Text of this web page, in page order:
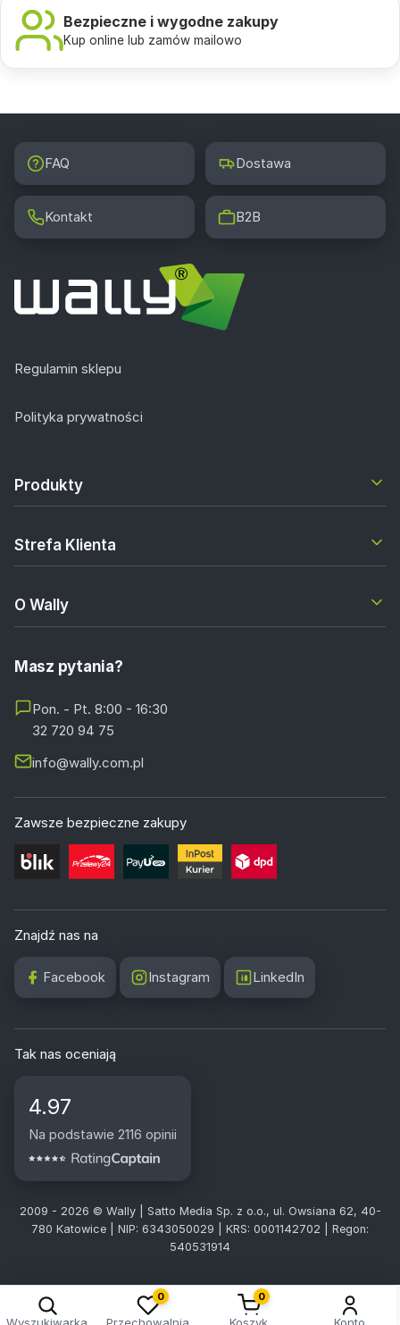
Bezpieczne i wygodne zakupy
Kup online lub zamów mailowo
FAQ Dostawa
Kontakt B2B
Regulamin sklepu
Polityka prywatności
Produkty
Strefa Klienta
O Wally
Masz pytania?
Pon. - Pt. 8:00 - 16:30
32 720 94 75
info@wally.com.pl
Zawsze bezpieczne zakupy
Znajdź nas na
Facebook Instagram LinkedIn
Tak nas oceniają
4.97
Na podstawie 2116 opinii
2009 - 2026 © Wally | Satto Media Sp. z o.o., ul. Owsiana 62, 40-
780 Katowice | NIP: 6343050029 | KRS: 0001142702 | Regon:
540531914
Wyszukiwarka
0
Przechowalnia
0
Koszyk Konto